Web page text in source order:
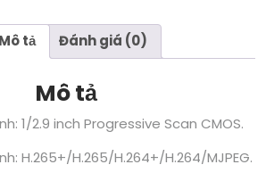
Mô tả Đánh giá (0)
Mô tả
1/2.9 inch Progressive Scan CMOS.
H.265+/H.265/H.264+/H.264/MJPEG.